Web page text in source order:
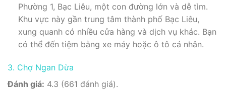
Phường 1, Bạc Liêu, một con đường lớn và dễ tìm.
Khu vực này gần trung tâm thành phố Bạc Liêu,
xung quanh có nhiều cửa hàng và dịch vụ khác. Bạn
có thể đến tiệm bằng xe máy hoặc ô tô cá nhân.
3. Chợ Ngan Dừa
Đánh giá: 4.3 (661 đánh giá).